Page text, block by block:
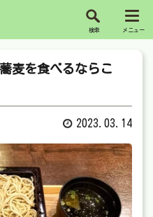
麦を食べるならこ
2023.03.14